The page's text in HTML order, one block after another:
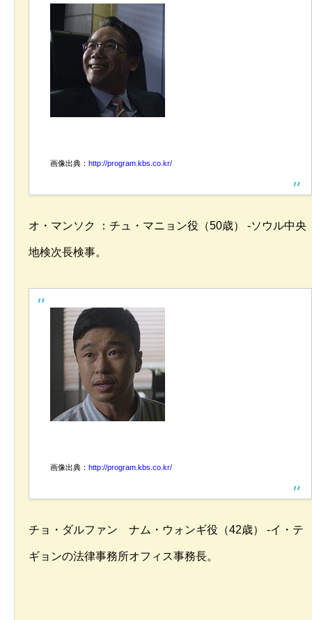
画像出典： http://program.kbs.co.kr/
オ・マンソク ：チュ・マニョン役（50歳） -ソウル中央
地検次長検事。
画像出典： http://program.kbs.co.kr/
チョ・ダルファン ナム・ウォンギ役（42歳） -イ・テ
ギョンの法律事務所オフィス事務長。